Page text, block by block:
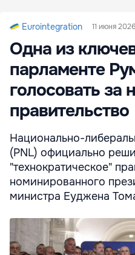
Eurointegration 11 июня
Одна из
парламенте
голосовать за
правительство
Национально-
(PNL) официально
"технократическое"
номинированного
министра Еуджена